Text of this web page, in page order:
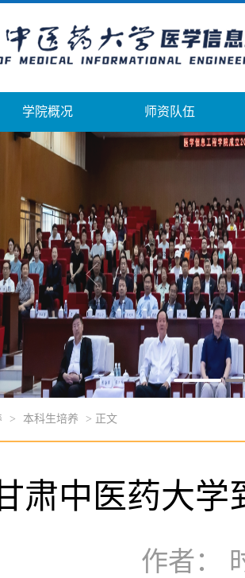
学院概况 师资队伍
> 本科生培养 > 正文
肃中医药大学
作者：